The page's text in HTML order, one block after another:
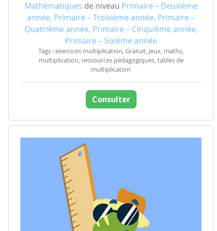
Mathématiques de niveau Primaire – Deuxième
année, Primaire – Troisième année, Primaire –
Quatrième année, Primaire – Cinquième année,
Primaire – Sixième année
Tags : exercices multiplication, Gratuit, jeux, maths,
multiplication, ressources pédagogiques, tables de
multiplication
Consulter